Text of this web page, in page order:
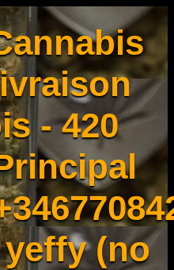
- 420
(no